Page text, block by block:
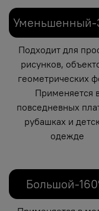
Уменьшенный-
Подходит для
рисунков,
геометрических
Применяется
повседневных
рубашках и
одежде
Большой-